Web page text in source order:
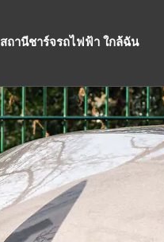
สถานีชาร์จรถไฟฟ้า ใกล้ฉัน